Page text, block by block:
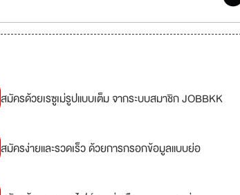
สมัครด้วยเรซูเม่รูปแบบเต็ม จากระบบสมาชิก JOBBKK
สมัครง่ายและรวดเร็ว ด้วยการกรอกข้อมูลแบบย่อ